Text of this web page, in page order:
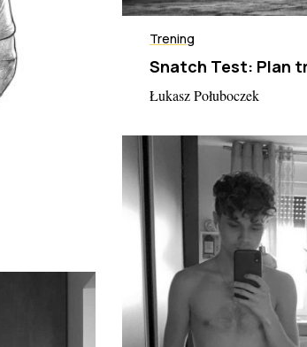
Trening
Snatch Test: Plan
Łukasz Połuboczek